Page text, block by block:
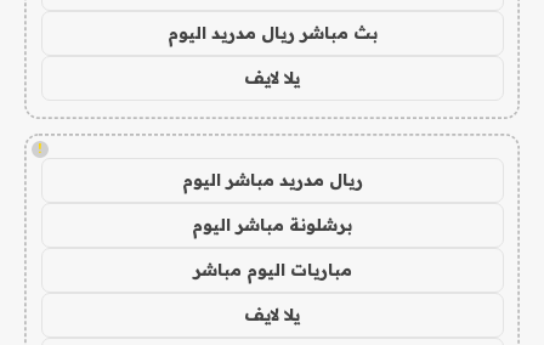
بث مباشر ريال مدريد اليوم
يلا لايف
!
ريال مدريد مباشر اليوم
برشلونة مباشر اليوم
مباريات اليوم مباشر
يلا لايف